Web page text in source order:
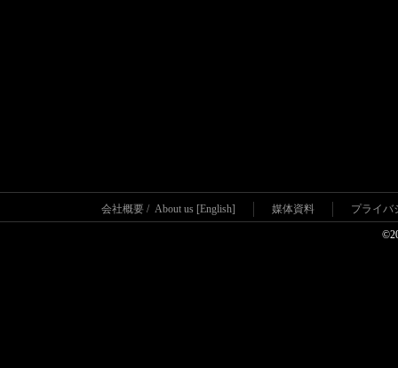
会社概要 / About us [English] 媒体資料 プライバ